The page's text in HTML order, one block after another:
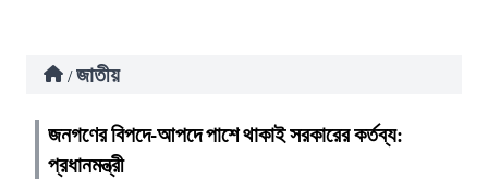
/ জাতীয়
জনগণের বিপদে-আপদে পাশে থাকাই সরকারের কর্তব্য:
প্রধানমন্ত্রী